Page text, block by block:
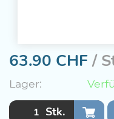
63.90 CHF/
Lager:
Stk.